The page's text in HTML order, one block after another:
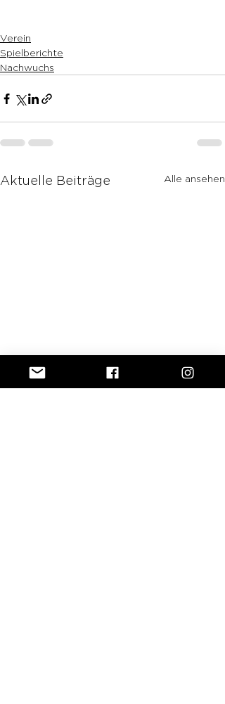
Verein
Spielberichte
Nachwuchs
Aktuelle Beiträge Alle ansehen